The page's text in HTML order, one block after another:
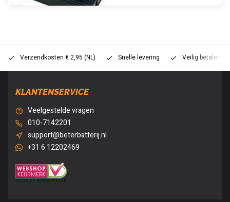
Verzendkosten € 2,95 (NL) Snelle levering Veilig betalen
KLANTENSERVICE
Veelgestelde vragen
010-7142201
support@beterbatterij.nl
+31 6 12202469